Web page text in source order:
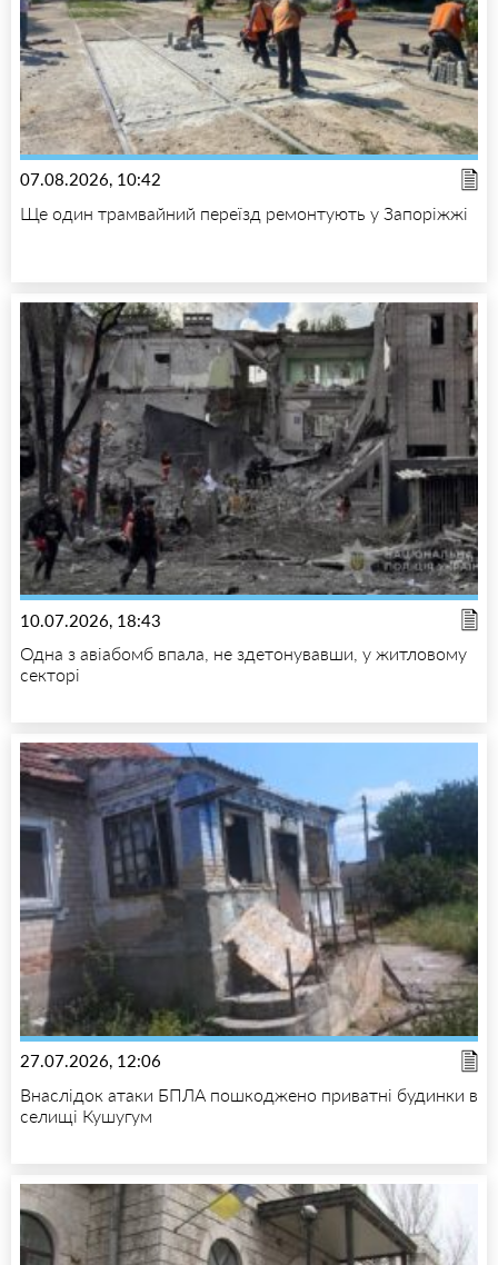
07.08.2026, 10:42
Ще один трамвайний переїзд ремонтують у Запоріжжі
10.07.2026, 18:43
Одна з авіабомб впала, не здетонувавши, у житловому
секторі
27.07.2026, 12:06
Внаслідок атаки БПЛА пошкоджено приватні будинки в
селищі Кушугум